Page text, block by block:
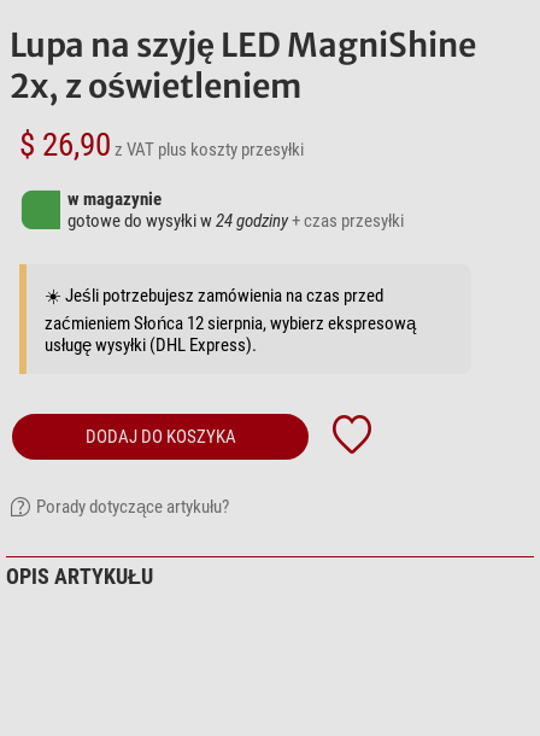
Lupa na szyję LED MagniShine
2x, z oświetleniem
$ 26,90 z VAT plus koszty przesyłki
w magazynie
gotowe do wysyłki w24 godziny+ czas przesyłki
☀️ Jeśli potrzebujesz zamówienia na czas przed
zaćmieniem Słońca 12 sierpnia, wybierz ekspresową
usługę wysyłki (DHL Express).
DODAJ DO KOSZYKA
Porady dotyczące artykułu?
OPIS ARTYKUŁU